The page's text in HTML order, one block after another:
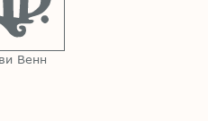
Венн